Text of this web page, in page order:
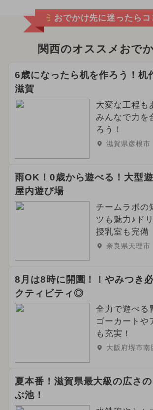
おでかけ先に迷ったらコ
関西のオススメおで
6歳になったら机を作ろう！机
滋賀
大変な工程も
みんなで力を
ろう！
滋賀県彦根市
雨OK！0歳から遊べる！大型
屋内遊び場
チームラボの
ツも魅力♪ド
授乳室も完備
奈良県天理市
8月は8時に開園！！やみつき
クティビティ◎
全力で遊べる
ゴーカートや
も充実！
大阪府堺市南
夏本番！滋賀県最大級の広さ
ぶ池！